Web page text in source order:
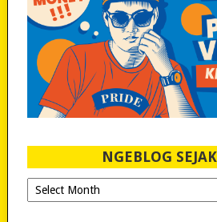
NGEBLOG
Ngeblog
Sejak